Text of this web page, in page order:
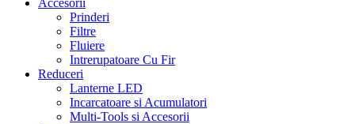
Prinderi
Filtre
Fluiere
Intrerupatoare Cu Fir
Reduceri
Lanterne LED
Incarcatoare si Acumulatori
Multi-Tools si Accesorii